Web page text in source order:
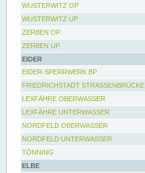
WUSTERWITZ OP
WUSTERWITZ UP
ZERBEN OP
ZERBEN UP
EIDER
EIDER-SPERRWERK BP
FRIEDRICHSTADT STRASSENBRÜCKE
LEXFÄHRE OBERWASSER
LEXFÄHRE UNTERWASSER
NORDFELD OBERWASSER
NORDFELD UNTERWASSER
TÖNNING
ELBE